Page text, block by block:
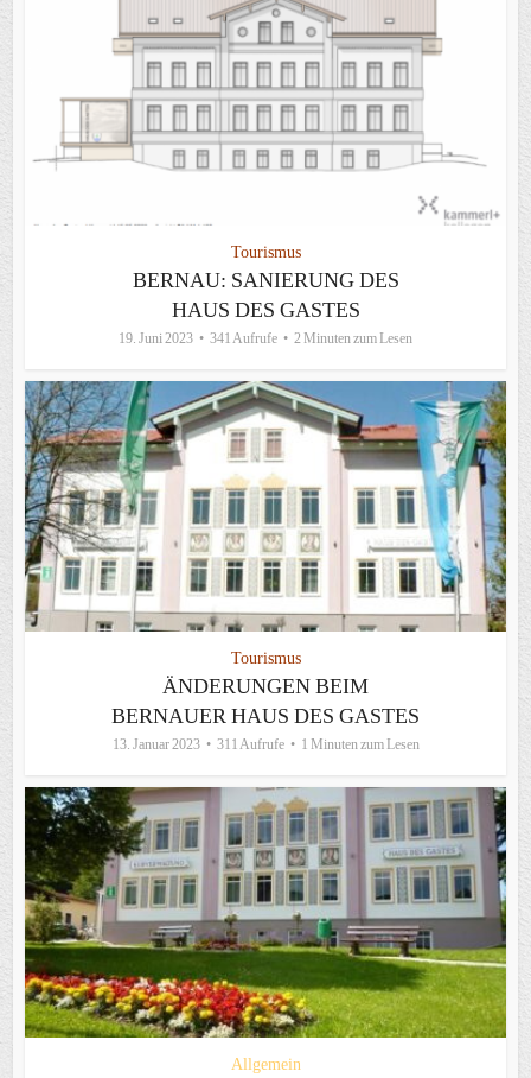
Tourismus
BERNAU: SANIERUNG DES
HAUS DES GASTES
19. Juni 2023 341 Aufrufe 2 Minuten zum Lesen
Tourismus
ÄNDERUNGEN BEIM
BERNAUER HAUS DES GASTES
13. Januar 2023 311 Aufrufe 1 Minuten zum Lesen
Allgemein